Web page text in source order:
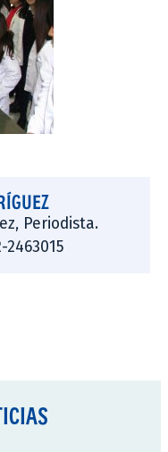
Periodista.